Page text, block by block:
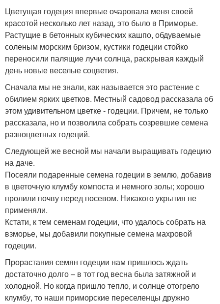
Цветущая годеция впервые очаровала меня своей
красотой несколько лет назад, это было в Приморье.
Растущие в бетонных кубических кашпо, обдуваемые
соленым морским бризом, кустики годеции стойко
переносили палящие лучи солнца, раскрывая каждый
день новые веселые соцветия.
Сначала мы не знали, как называется это растение с
обилием ярких цветков. Местный садовод рассказала об
этом удивительном цветке - годеции. Причем, не только
рассказала, но и позволила собрать созревшие семена
разноцветных годеций.
Следующей же весной мы начали выращивать годецию
на даче.
Посеяли подаренные семена годеции в землю, добавив
в цветочную клумбу компоста и немного золы; хорошо
пролили почву перед посевом. Никакого укрытия не
применяли.
Кстати, к тем семенам годеции, что удалось собрать на
взморье, мы добавили покупные семена махровой
годеции.
Прорастания семян годеции нам пришлось ждать
достаточно долго – в тот год весна была затяжной и
холодной. Но когда пришло тепло, и солнце отогрело
клумбу, то наши приморские переселенцы дружно